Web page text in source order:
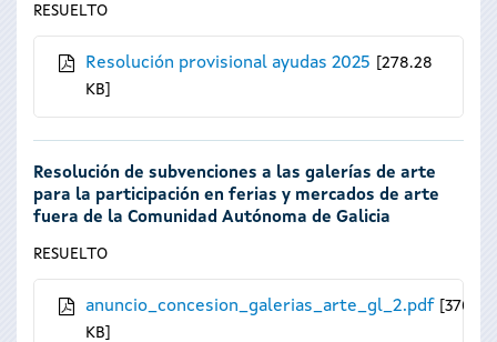
RESUELTO
Resolución provisional ayudas 2025
278.28
KB
Resolución de subvenciones a las galerías de arte
para la participación en ferias y mercados de arte
fuera de la Comunidad Autónoma de Galicia
RESUELTO
anuncio_concesion_galerias_arte_gl_2.pdf
370.43
KB